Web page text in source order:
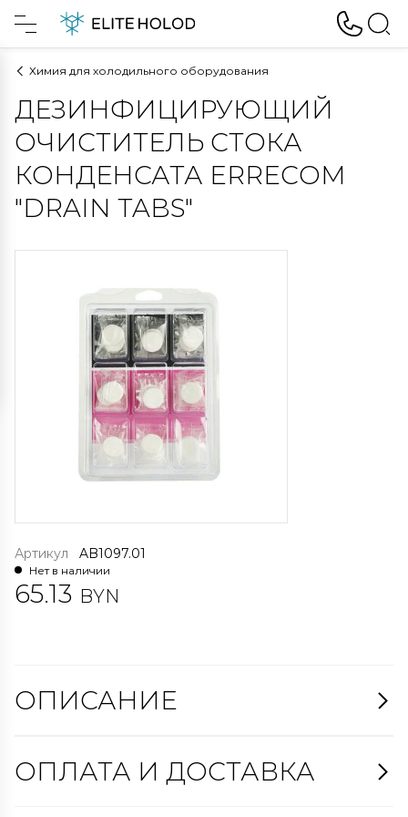
Химия для холодильного оборудования
ДЕЗИНФИЦИРУЮЩИЙ
ОЧИСТИТЕЛЬ СТОКА
КОНДЕНСАТА ERRECOM
"DRAIN TABS"
Артикул AB1097.01
Нет в наличии
65.13 BYN
ОПИСАНИЕ
ОПЛАТА И ДОСТАВКА